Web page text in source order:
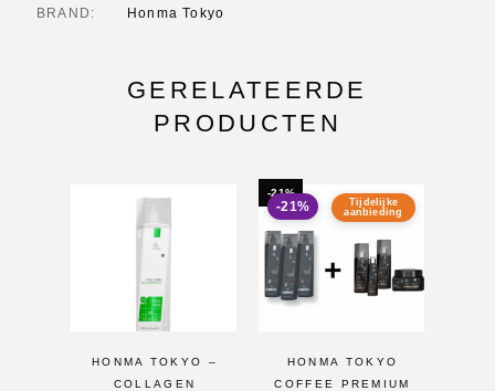
BRAND Honma Tokyo
GERELATEERDE
PRODUCTEN
HONMA TOKYO –
COLLAGEN
-21%
Tijdelijke
aanbieding
-21%
HONMA TOKYO
COFFEE PREMIUM